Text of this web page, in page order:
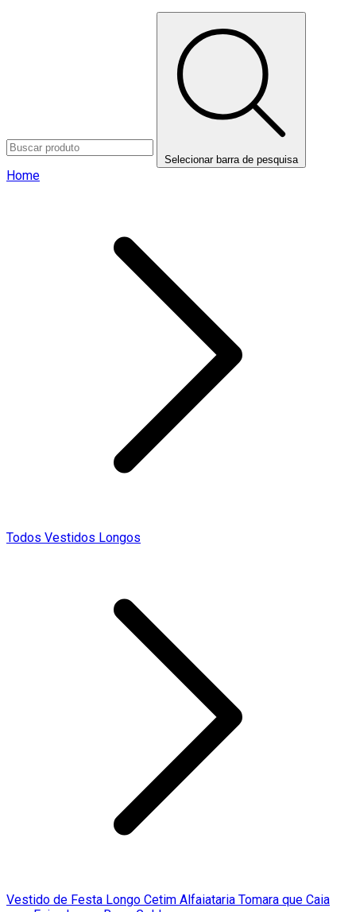
Selecionar barra de pesquisa
Home
Todos Vestidos Longos
Vestido de Festa Longo Cetim Alfaiataria Tomara que Caia